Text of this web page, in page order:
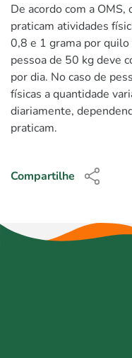
De acordo com a
praticam atividades
0,8 e 1 grama por
pessoa de 50 kg deve
por dia. No caso de
físicas a quantidade
diariamente,
praticam.
Compartilhe